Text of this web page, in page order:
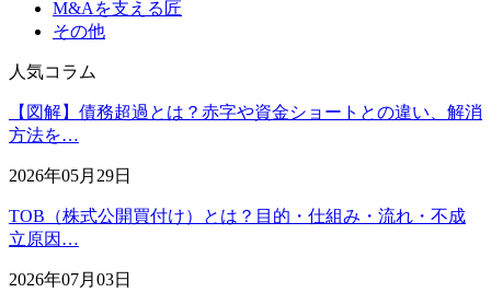
M&Aを支える匠
その他
人気コラム
【図解】債務超過とは？赤字や資金ショートとの違い、解消
方法を…
2026年05月29日
TOB（株式公開買付け）とは？目的・仕組み・流れ・不成
立原因…
2026年07月03日